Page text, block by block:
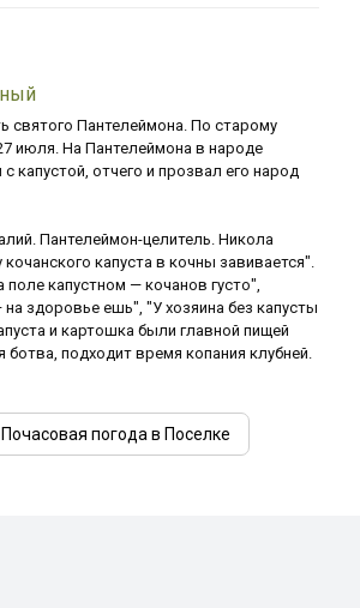
святого Пантелеймона. По старому
июля. На Пантелеймона в народе
капустой, отчего и прозвал его народ
Пантелеймон-целитель. Никола
капуста в кочны завивается".
капустном — кочанов густо",
здоровье ешь", "У хозяина без капусты
и картошка были главной пищей
подходит время копания клубней.
Почасовая погода в Поселке